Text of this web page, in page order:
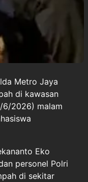
Metro Jaya
di kawasan
6/2026) malam
Eko
personel Polri
di sekitar